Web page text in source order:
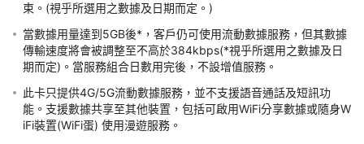
3. 專業售後服務，隨時解決問題 Rocket SIM的專業售後服務團隊，
隨時準備為用戶解決各種問題。
須知
費用
束。(視乎所選用之數據及日期而定。)
當數據用量達到5GB後*，客戶仍可使用流動數據服務，但其數據
傳輸速度將會被調整至不高於384kbps(*視乎所選用之數據及日
期而定)。當服務組合日數用完後，不設增值服務。
此卡只提供4G/5G流動數據服務，並不支援語音通話及短訊功
能。支援數據共享至其他裝置，包括可啟用WiFi分享數據或隨身W
iFi裝置(WiFi蛋) 使用漫遊服務。